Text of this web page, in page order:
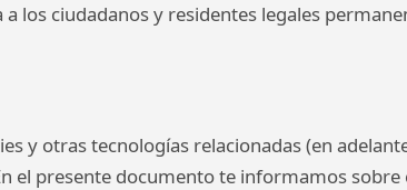
los ciudadanos y residentes legales
y otras tecnologías relacionadas (en
el presente documento te informamos sobre